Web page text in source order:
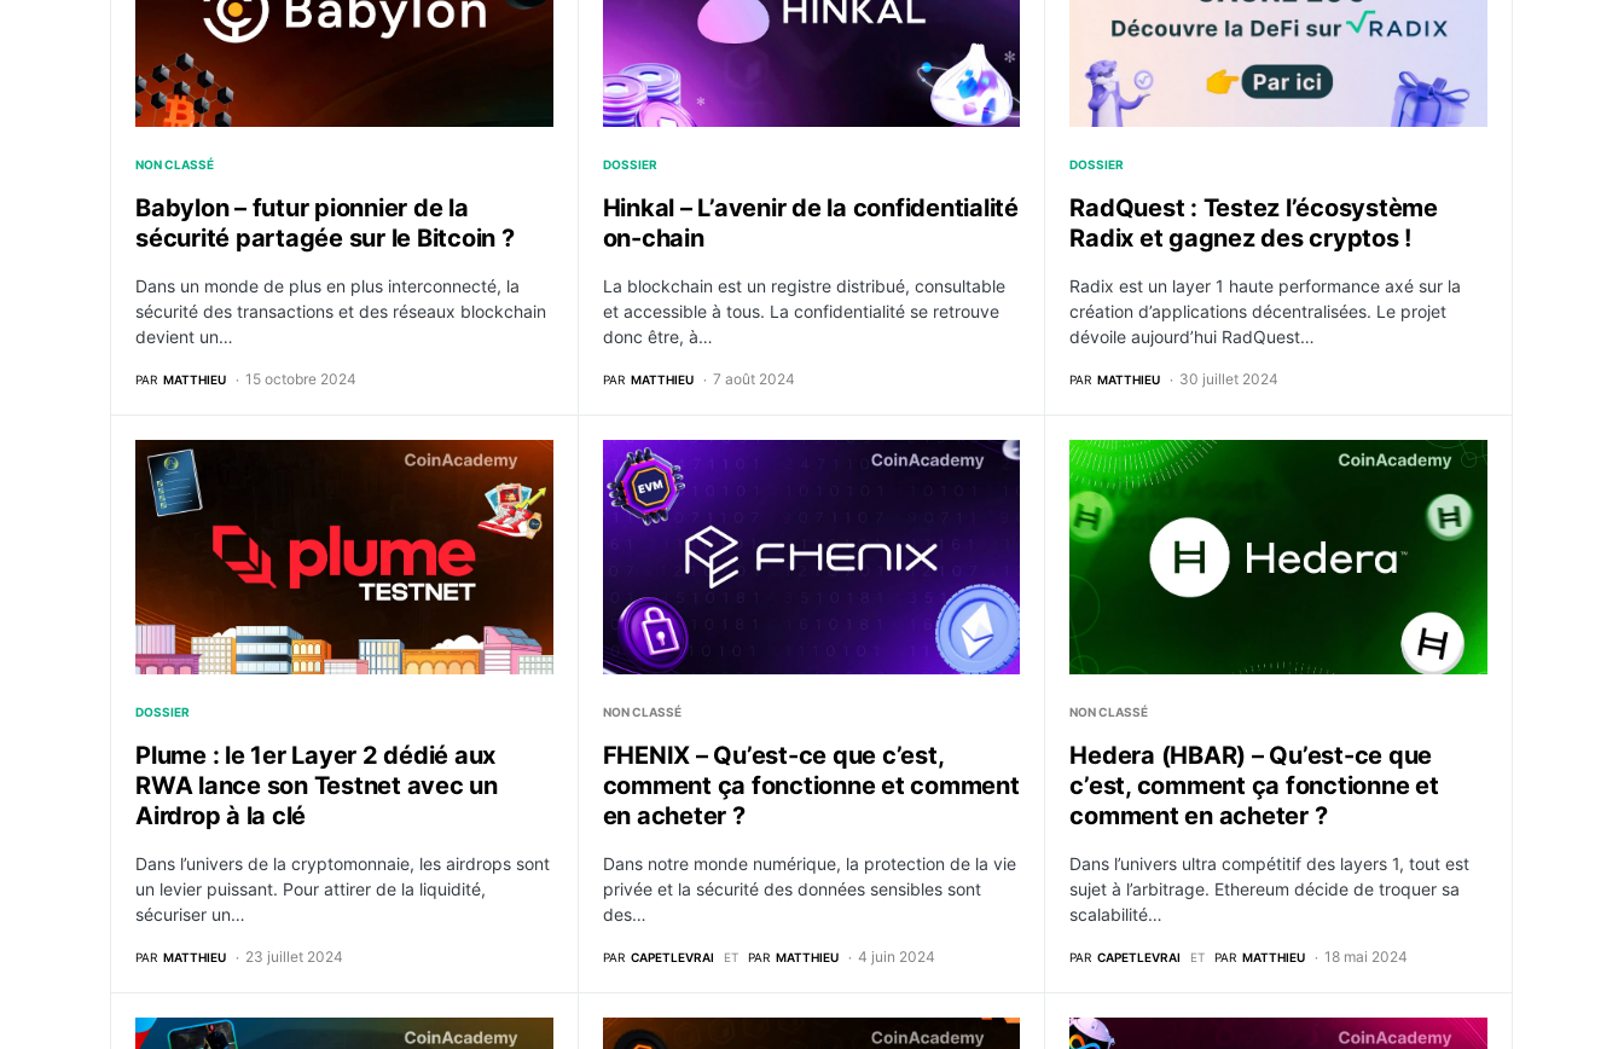
NON CLASSÉ
Babylon – futur pionnier de la
sécurité partagée sur le Bitcoin ?
Dans un monde de plus en plus interconnecté, la
sécurité des transactions et des réseaux blockchain
devient un…
PAR MATTHIEU 15 octobre 2024
DOSSIER
Hinkal – L’avenir de la confidentialité
on-chain
La blockchain est un registre distribué, consultable
et accessible à tous. La confidentialité se retrouve
donc être, à…
PAR MATTHIEU 7 août 2024
DOSSIER
RadQuest : Testez l’écosystème
Radix et gagnez des cryptos !
Radix est un layer 1 haute performance axé sur la
création d’applications décentralisées. Le projet
dévoile aujourd’hui RadQuest…
PAR MATTHIEU 30 juillet 2024
Plume : le 1er Layer 2 dédié aux RWA lance son Testnet avec un Airdrop à la clé
DOSSIER
Plume : le 1er Layer 2 dédié aux
RWA lance son Testnet avec un
Airdrop à la clé
Dans l’univers de la cryptomonnaie, les airdrops sont
un levier puissant. Pour attirer de la liquidité,
sécuriser un…
PAR MATTHIEU 23 juillet 2024
FHENIX – Qu’est-ce que c’est, comment ça fonctionne et comment en acheter ?
NON CLASSÉ
FHENIX – Qu’est-ce que c’est,
comment ça fonctionne et comment
en acheter ?
Dans notre monde numérique, la protection de la vie
privée et la sécurité des données sensibles sont
des…
PAR CAPETLEVRAI ET PAR MATTHIEU 4 juin 2024
Hedera (HBAR) – Qu’est-ce que c’est, comment ça
NON CLASSÉ
Hedera (HBAR) – Qu’est-ce que
c’est, comment ça fonctionne et
comment en acheter ?
Dans l’univers ultra compétitif des layers 1, tout est
sujet à l’arbitrage. Ethereum décide de troquer sa
scalabilité…
PAR CAPETLEVRAI ET PAR MATTHIEU 18 mai 2024
Merit Circle DAO (BEAM) – Un concurrent de taille dans la course au hub gaming Web3
Core DAO (CORE) – Le concurrent EVM compatible du Layer 2 Stacks ?Internet Computer (ICP) – Qu’est-ce que c’est, comment